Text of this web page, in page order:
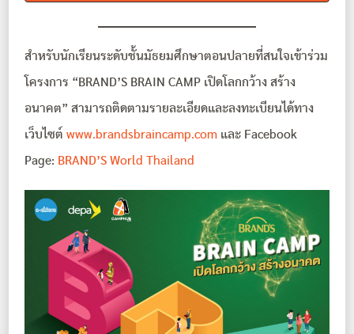
สำหรับนักเรียนระดับชั้นมัธยมศึกษาตอนปลายที่สนใจเข้าร่วม
โครงการ “BRAND’S BRAIN CAMP เปิดโลกกว้าง สร้าง
อนาคต” สามารถติดตามรายละเอียดและลงทะเบียนได้ทาง
เว็บไซต์www.brandsbraincamp.com และ Facebook
Page: BRAND’S World Thailand